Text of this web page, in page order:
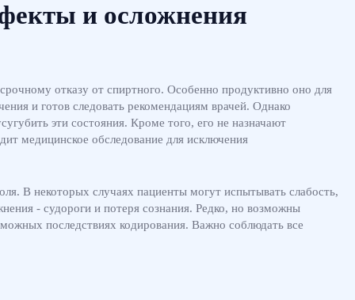
и осложнения
отказу от спиртного. Особенно продуктивно оно для
и готов следовать рекомендациям врачей. Однако
эти состояния. Кроме того, его не назначают
медицинское обследование для исключения
В некоторых случаях пациенты могут испытывать слабость,
- судороги и потеря сознания. Редко, но возможны
последствиях кодирования. Важно соблюдать все